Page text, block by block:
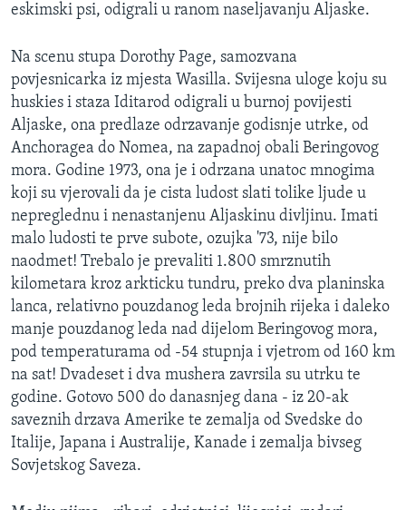
eskimski psi, odigrali u ranom naseljavanju Aljaske.
Na scenu stupa Dorothy Page, samozvana
povjesnicarka iz mjesta Wasilla. Svijesna uloge koju su
huskies i staza Iditarod odigrali u burnoj povijesti
Aljaske, ona predlaze odrzavanje godisnje utrke, od
Anchoragea do Nomea, na zapadnoj obali Beringovog
mora. Godine 1973, ona je i odrzana unatoc mnogima
koji su vjerovali da je cista ludost slati tolike ljude u
nepreglednu i nenastanjenu Aljaskinu divljinu. Imati
malo ludosti te prve subote, ozujka '73, nije bilo
naodmet! Trebalo je prevaliti 1.800 smrznutih
kilometara kroz arkticku tundru, preko dva planinska
lanca, relativno pouzdanog leda brojnih rijeka i daleko
manje pouzdanog leda nad dijelom Beringovog mora,
pod temperaturama od -54 stupnja i vjetrom od 160 km
na sat! Dvadeset i dva mushera zavrsila su utrku te
godine. Gotovo 500 do danasnjeg dana - iz 20-ak
saveznih drzava Amerike te zemalja od Svedske do
Italije, Japana i Australije, Kanade i zemalja bivseg
Sovjetskog Saveza.